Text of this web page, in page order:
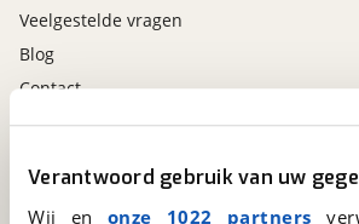
Verantwoord gebruik van uw
Wij en onze 1022 partners
Veelgestelde vragen
Blog
Contact
viaBOVAG.nl app